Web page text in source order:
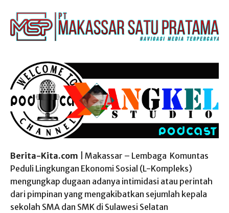
Berita-Kita.com | Makassar – Lembaga Komuntas
Peduli Lingkungan Ekonomi Sosial (L-Kompleks)
mengungkap dugaan adanya intimidasi atau perintah
dari pimpinan yang mengakibatkan sejumlah kepala
sekolah SMA dan SMK di Sulawesi Selatan